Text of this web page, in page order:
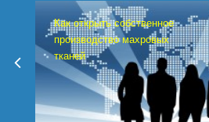
Как открыть собственное
производство махровых
тканей